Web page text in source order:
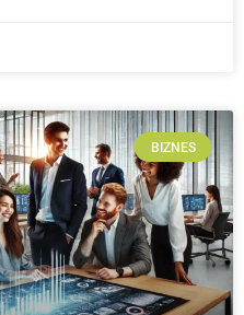
BIZNES